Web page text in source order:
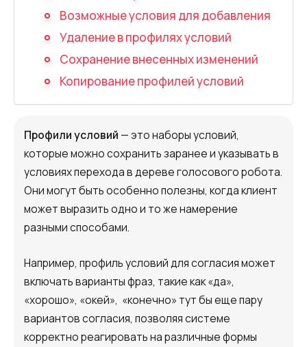
Запись телефонных разговоров
Речевая аналитика
UniTalk Contact Center
SIP-телефония
Голосовой AI-агент
Автоматическая система
распределения звонков
Голосовой робот
Автообзвон
Автоматический телефонный опрос
Автоматический перезвон клиентам
Возможные условия для добавления
Удаление в профилях условий
Сохранение внесенных изменений
Копирование профилей условий
Профили условий — это наборы условий,
которые можно сохранить заранее и указывать в
условиях перехода в дереве голосового робота.
Они могут быть особенно полезны, когда клиент
может выразить одно и то же намерение
разными способами.
Например, профиль условий для согласия может
включать варианты фраз, такие как «да»,
«хорошо», «окей», «конечно» тут бы еще пару
вариантов согласия, позволяя системе
корректно реагировать на различные формы